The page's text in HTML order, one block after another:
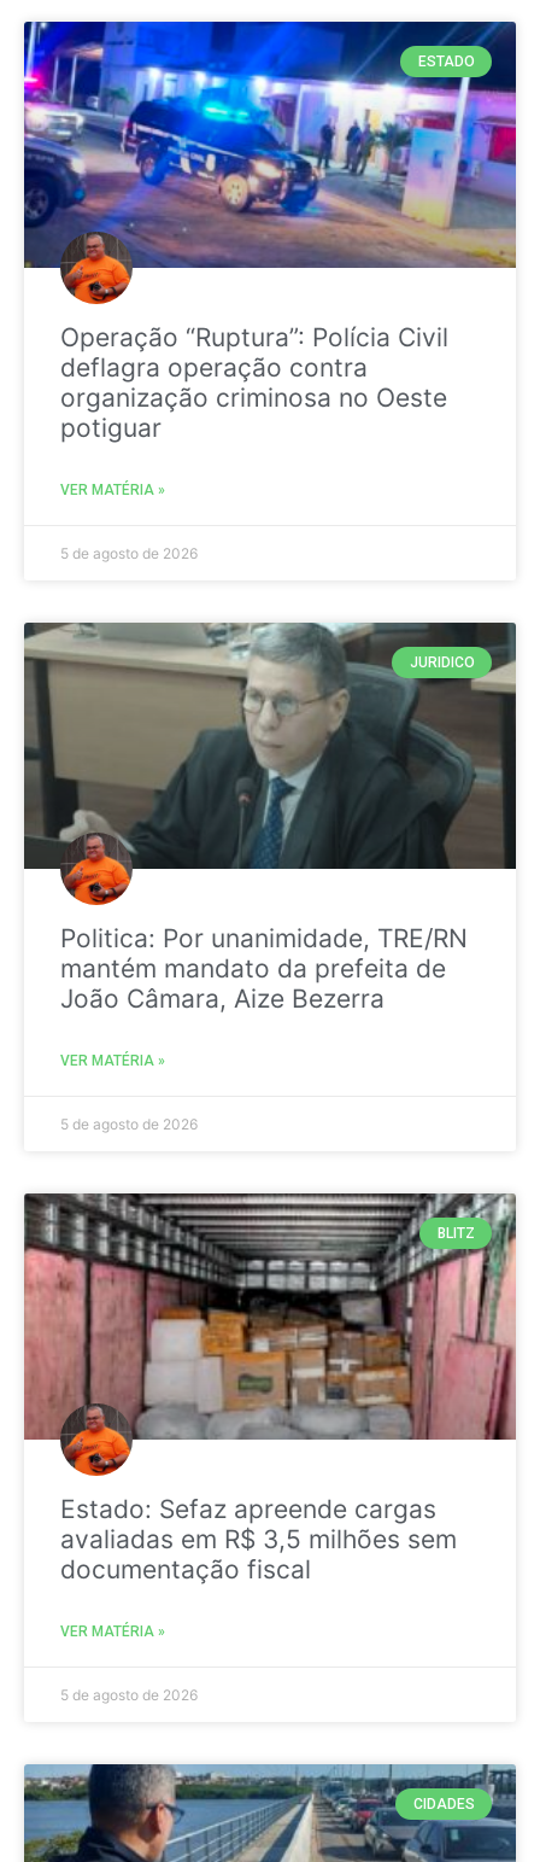
ESTADO
Operação “Ruptura”: Polícia Civil
deflagra operação contra
organização criminosa no Oeste
potiguar
VER MATÉRIA »
5 de agosto de 2026
JURIDICO
Politica: Por unanimidade, TRE/RN
mantém mandato da prefeita de
João Câmara, Aize Bezerra
VER MATÉRIA »
5 de agosto de 2026
BLITZ
Estado: Sefaz apreende cargas
avaliadas em R$ 3,5 milhões sem
documentação fiscal
VER MATÉRIA »
5 de agosto de 2026
CIDADES